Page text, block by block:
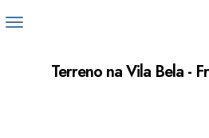
Terreno na Vila Bela -